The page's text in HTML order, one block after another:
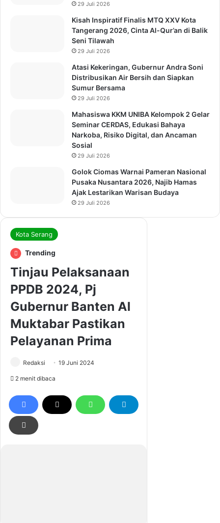
29 Juli 2026
Kisah Inspiratif Finalis MTQ XXV Kota
Tangerang 2026, Cinta Al-Qur’an di Balik
Seni Tilawah
29 Juli 2026
Atasi Kekeringan, Gubernur Andra Soni
Distribusikan Air Bersih dan Siapkan
Sumur Bersama
29 Juli 2026
Mahasiswa KKM UNIBA Kelompok 2 Gelar
Seminar CERDAS, Edukasi Bahaya
Narkoba, Risiko Digital, dan Ancaman
Sosial
29 Juli 2026
Golok Ciomas Warnai Pameran Nasional
Pusaka Nusantara 2026, Najib Hamas
Ajak Lestarikan Warisan Budaya
29 Juli 2026